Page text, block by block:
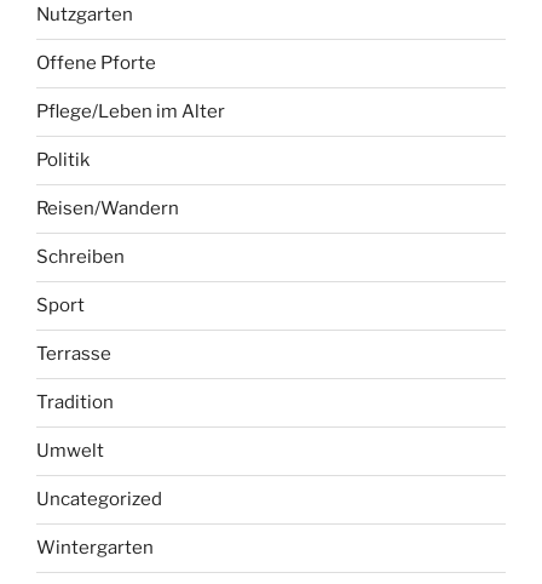
Nutzgarten
Offene Pforte
Pflege/Leben im Alter
Politik
Reisen/Wandern
Schreiben
Sport
Terrasse
Tradition
Umwelt
Uncategorized
Wintergarten